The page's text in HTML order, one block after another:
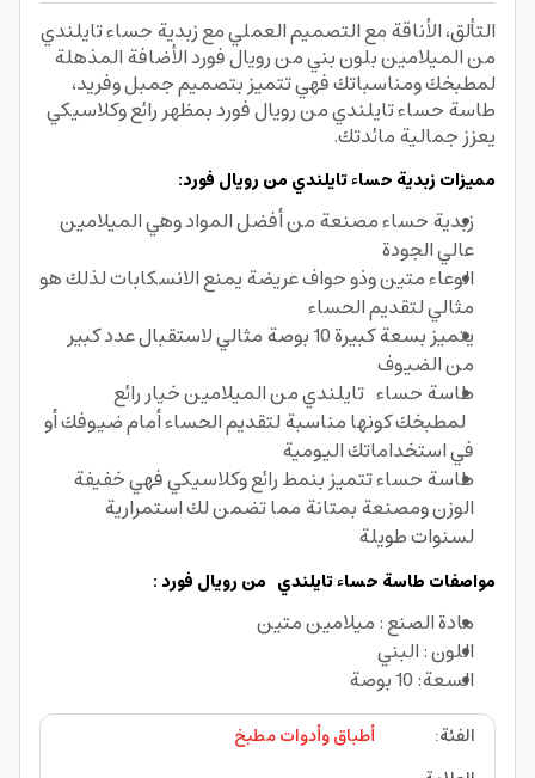
التألق، الأناقة مع التصميم العملي مع زبدية حساء تايلندي
من الميلامين بلون بني من رويال فورد الأضافة المذهلة
لمطبخك ومناسباتك فهي تتميز بتصميم جمبل وفريد،
طاسة حساء تايلندي من رويال فورد بمظهر رائع وكلاسيكي
يعزز جمالية مائدتك.
مميزات زبدية حساء تايلندي من رويال فورد:
زبدية حساء مصنعة من أفضل المواد وهي الميلامين
عالي الجودة
الوعاء متين وذو حواف عريضة يمنع الانسكابات لذلك هو
مثالي لتقديم الحساء
يتميز بسعة كبيرة 10 بوصة مثالي لاستقبال عدد كبير
من الضيوف
طاسة حساء تايلندي من الميلامين خيار رائع
لمطبخك كونها مناسبة لتقديم الحساء أمام ضيوفك أو
في استخداماتك اليومية
طاسة حساء تتميز بنمط رائع وكلاسيكي فهي خفيفة
الوزن ومصنعة بمتانة مما تضمن لك استمرارية
لسنوات طويلة
مواصفات طاسة حساء تايلندي من رويال فورد :
مادة الصنع : ميلامين متين
اللون : البني
السعة: 10 بوصة
الفئة:
أطباق وأدوات مطبخ